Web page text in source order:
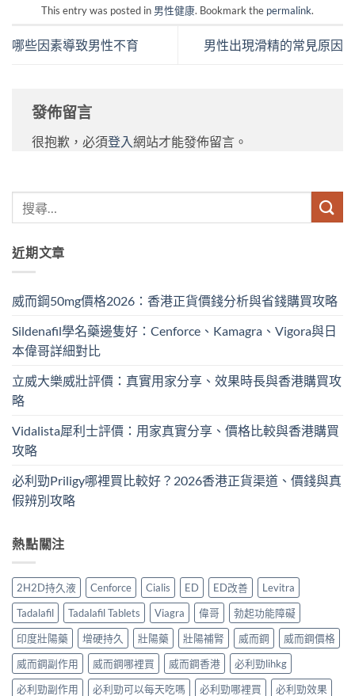
This entry was posted in 男性健康. Bookmark the permalink.
哪些因素導致男性不育 男性出現滑精的常見原因
發佈留言
很抱歉，必須登入網站才能發佈留言。
近期文章
威而鋼50mg價格2026：香港正貨價錢分析與省錢購買攻略
Sildenafil學名藥邊隻好：Cenforce、Kamagra、Vigora與日
本偉哥詳細對比
立威大樂威壯評價：真實用家分享、效果時長與香港購買攻
略
Vidalista犀利士評價：用家真實分享、價格比較與香港購買
攻略
必利勁Priligy哪裡買比較好？2026香港正貨渠道、價錢與真
假辨別攻略
熱點關注
2H2D持久液 Cenforce Cialis ED ED改善
Levitra
Tadalafil
Tadalafil Tablets Viagra 偉哥
勃起功能障礙
印度壯陽藥
增硬持久 壯陽藥 壯陽補腎 威而鋼
威而鋼價格
威而鋼副作用
威而鋼哪裡買 威而鋼香港
必利勁lihkg
必利勁副作用
必利勁可以每天吃嗎 必利勁哪裡買 必利勁效果